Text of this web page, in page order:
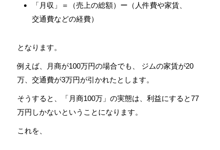
「月収」＝（売上の総額）ー（人件費や家賃、
交通費などの経費）
となります。
例えば、月商が100万円の場合でも、 ジムの家賃が20
万、交通費が3万円が引かれたとします。
そうすると、「月商100万」の実態は、利益にすると77
万円しかないということになります。
これを、